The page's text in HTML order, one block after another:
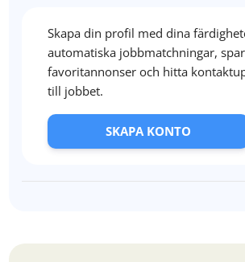
Skapa din profil med dina
automatiska jobbmatchningar,
favoritannonser och hitta
till jobbet.
SKAPA KONTO